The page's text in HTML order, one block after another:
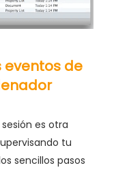
eventos de
es otra
tu
sencillos pasos